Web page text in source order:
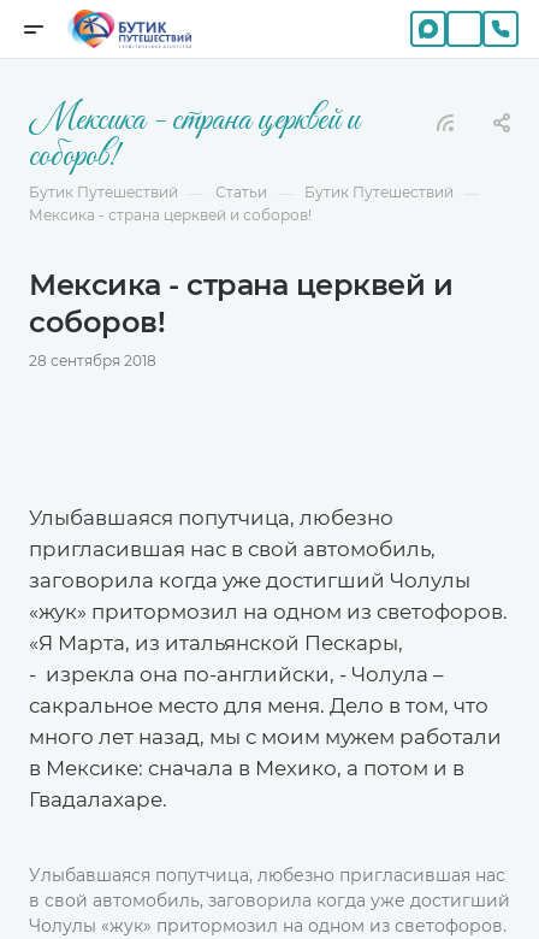
Мексика - страна церквей и
соборов!
Бутик Путешествий Статьи Бутик Путешествий
Мексика - страна церквей и соборов!
Мексика - страна церквей и
соборов!
28 сентября 2018
Улыбавшаяся попутчица, любезно
пригласившая нас в свой автомобиль,
заговорила когда уже достигший Чолулы
«жук» притормозил на одном из светофоров.
«Я Марта, из итальянской Пескары,
- изрекла она по-английски, - Чолула –
сакральное место для меня. Дело в том, что
много лет назад, мы с моим мужем работали
в Мексике: сначала в Мехико, а потом и в
Гвадалахаре.
Улыбавшаяся попутчица, любезно пригласившая нас
в свой автомобиль, заговорила когда уже достигший
Чолулы «жук» притормозил на одном из светофоров.